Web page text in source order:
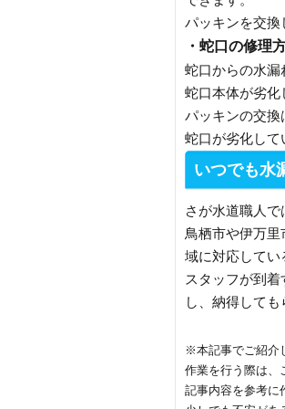
パッキンを交換
・蛇口の修理
蛇口からの水漏
蛇口本体が劣化
パッキンの交換
蛇口が劣化して
いつでも水
さが水道職人で
鳥栖市や伊万
域に対応してい
スタッフが到
し、納得しても
※本記事でご紹介
作業を行う際は、
記事内容を参考に